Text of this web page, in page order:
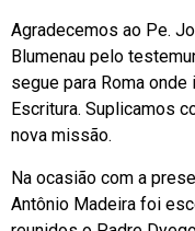
Agradecemos ao Pe.
Blumenau pelo
segue para Roma
Escritura. Suplicamos
nova missão.
Na ocasião com a
Antônio Madeira foi